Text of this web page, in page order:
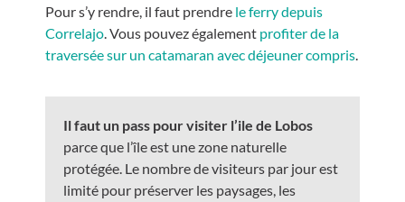
Pour s’y rendre, il faut prendre le ferry depuis
Correlajo. Vous pouvez également profiter de la
traversée sur un catamaran avec déjeuner compris.
Il faut un pass pour visiter l’ile de Lobos
parce que l’île est une zone naturelle
protégée. Le nombre de visiteurs par jour est
limité pour préserver les paysages, les